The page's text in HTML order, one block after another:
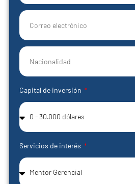
States
+1
Capital de inversión
Servicios de interés